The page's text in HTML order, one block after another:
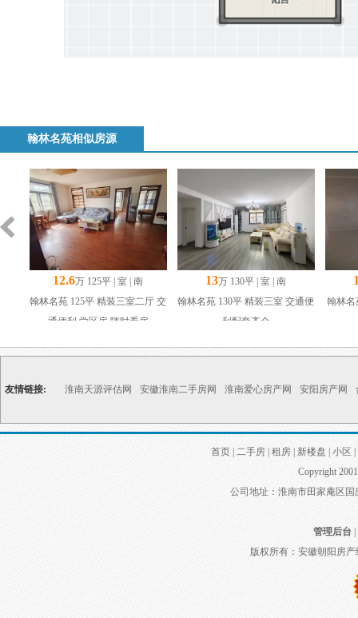
翰林名苑相似房源
12.6万 125平 | 室 | 南
翰林名苑 125平 精装三室二厅 交
通便利 学区房 随时看房
13万 130平 | 室 | 南
翰林名苑 130平 精装三室 交通便
利配套齐全
翰林名
友情链接: 淮南天源评估网 安徽淮南二手房网 淮南爱心房产网 安阳房产网
首页 二手房 租房 新楼盘 小区
Copyright
公司地址：淮南市田家庵区
管理后台|
版权所有：安徽朝阳房